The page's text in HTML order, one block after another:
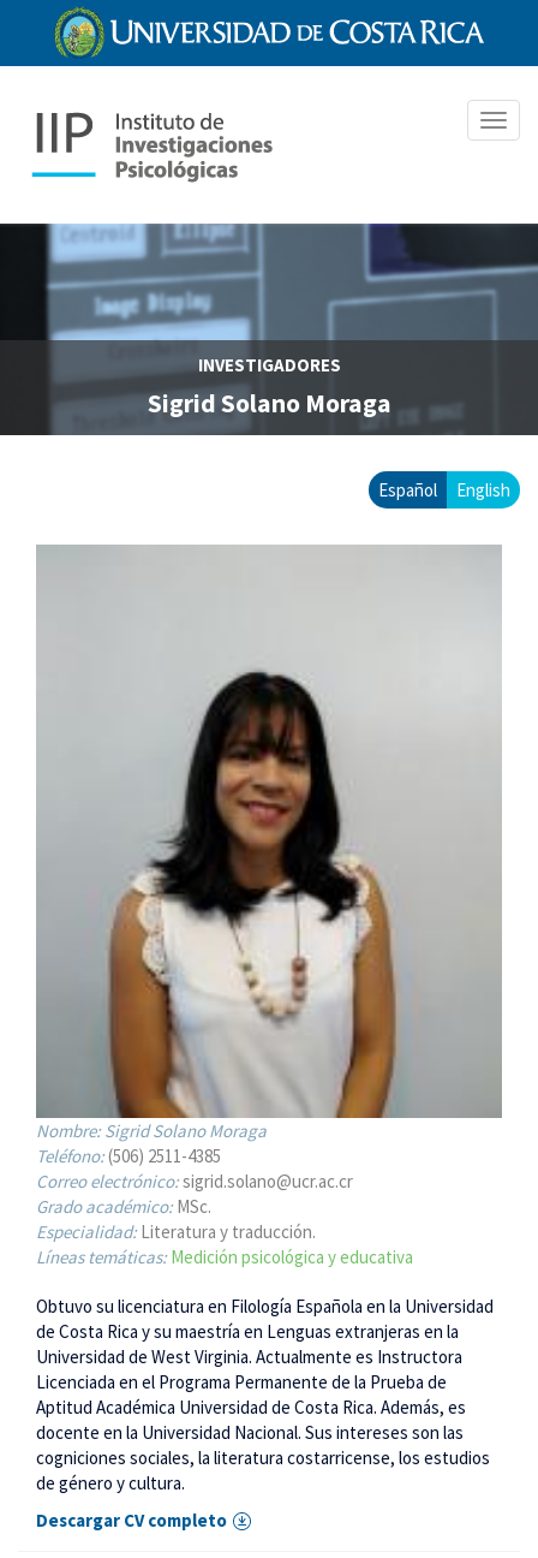
contenido
INVESTIGADORES
Sigrid Solano Moraga
Español English
Nombre:Sigrid Solano Moraga
Teléfono:(506) 2511-4385
Correo electrónico:sigrid.solano@ucr.ac.cr
Grado académico:MSc.
Especialidad:Literatura y traducción.
Líneas temáticas:Medición psicológica y educativa
Obtuvo su licenciatura en Filología Española en la Universidad
de Costa Rica y su maestría en Lenguas extranjeras en la
Universidad de West Virginia. Actualmente es Instructora
Licenciada en el Programa Permanente de la Prueba de
Aptitud Académica Universidad de Costa Rica. Además, es
docente en la Universidad Nacional. Sus intereses son las
cogniciones sociales, la literatura costarricense, los estudios
de género y cultura.
Descargar CV completo